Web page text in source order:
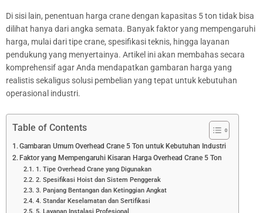
Di sisi lain, penentuan harga crane dengan kapasitas 5 ton tidak bisa
dilihat hanya dari angka semata. Banyak faktor yang mempengaruhi
harga, mulai dari tipe crane, spesifikasi teknis, hingga layanan
pendukung yang menyertainya. Artikel ini akan membahas secara
komprehensif agar Anda mendapatkan gambaran harga yang
realistis sekaligus solusi pembelian yang tepat untuk kebutuhan
operasional industri.
Table of Contents
Gambaran Umum Overhead Crane 5 Ton untuk Kebutuhan Industri
Faktor yang Mempengaruhi Kisaran Harga Overhead Crane 5 Ton
1. Tipe Overhead Crane yang Digunakan
2. Spesifikasi Hoist dan Sistem Penggerak
3. Panjang Bentangan dan Ketinggian Angkat
4. Standar Keselamatan dan Sertifikasi